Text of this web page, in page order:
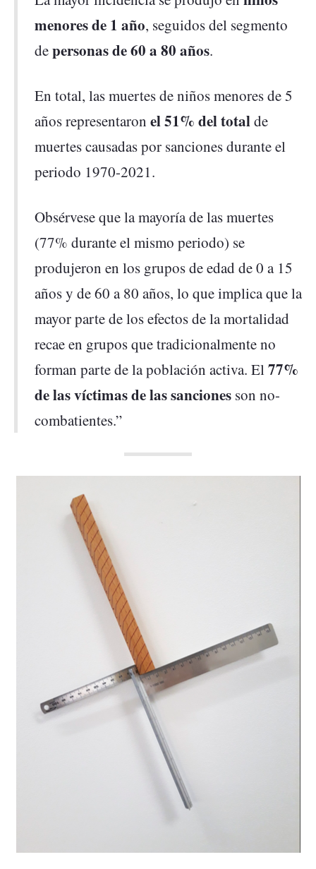
menores de 1 año, seguidos del segmento
depersonas de 60 a 80 años.
En total, las muertes de niños menores de 5
años representaron el 51% del totalde
muertes causadas por sanciones durante el
periodo 1970-2021.
Obsérvese que la mayoría de las muertes
(77% durante el mismo periodo) se
produjeron en los grupos de edad de 0 a 15
años y de 60 a 80 años, lo que implica que la
mayor parte de los efectos de la mortalidad
recae en grupos que tradicionalmente no
forman parte de la población activa. El77%
de las víctimas de las sanciones son no-
combatientes.”